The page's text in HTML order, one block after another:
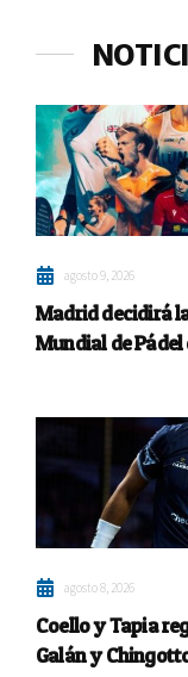
agosto 9, 2026
Madrid decidirá
Mundial de Pádel
agosto 8, 2026
Coello y Tapia
Galán y